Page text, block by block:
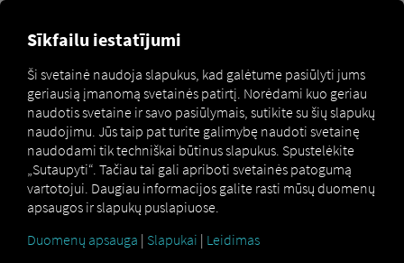
Kuriant Pocket Driver
Įrenginių prisijungimai
Norėdami prisijungti prie Pocket Driver Programėlei su
prisijungimu prie įrenginio jums reikės prieigos duomenų
QR kodo forma. Jį galite rasti adresu RIO Platformą gali
sukurti bet kuris naudotojas, turintis transporto
priemonių parko valdytojo teises. Sukurtas kodas galioja
vieną kartą ir galioja iki 72 valandų. Tada naudotojai
prisijungia prie programėlės nuskaitydami QR kodą savo
Sīkfailu iestatījumi
Ši svetainė naudoja slapukus, kad galėtume pasiūlyti jums
geriausią įmanomą svetainės patirtį. Norėdami kuo geriau
naudotis svetaine ir savo pasiūlymais, sutikite su šių slapukų
naudojimu. Jūs taip pat turite galimybę naudoti svetainę
naudodami tik techniškai būtinus slapukus. Spustelėkite
„Sutaupyti“. Tačiau tai gali apriboti svetainės patogumą
vartotojui. Daugiau informacijos galite rasti mūsų duomenų
apsaugos ir slapukų puslapiuose.
Duomenų apsauga | Slapukai | Leidimas